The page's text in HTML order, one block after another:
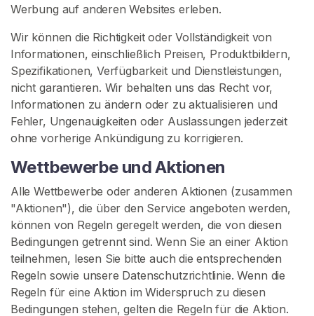
Werbung auf anderen Websites erleben.
Wir können die Richtigkeit oder Vollständigkeit von
Informationen, einschließlich Preisen, Produktbildern,
Spezifikationen, Verfügbarkeit und Dienstleistungen,
nicht garantieren. Wir behalten uns das Recht vor,
Informationen zu ändern oder zu aktualisieren und
Fehler, Ungenauigkeiten oder Auslassungen jederzeit
ohne vorherige Ankündigung zu korrigieren.
Wettbewerbe und Aktionen
Alle Wettbewerbe oder anderen Aktionen (zusammen
"Aktionen"), die über den Service angeboten werden,
können von Regeln geregelt werden, die von diesen
Bedingungen getrennt sind. Wenn Sie an einer Aktion
teilnehmen, lesen Sie bitte auch die entsprechenden
Regeln sowie unsere Datenschutzrichtlinie. Wenn die
Regeln für eine Aktion im Widerspruch zu diesen
Bedingungen stehen, gelten die Regeln für die Aktion.
n
h
a
l
t
G
b
r
a
u
c
h
t
e
S